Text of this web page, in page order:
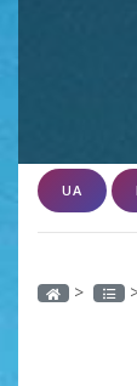
UA
>